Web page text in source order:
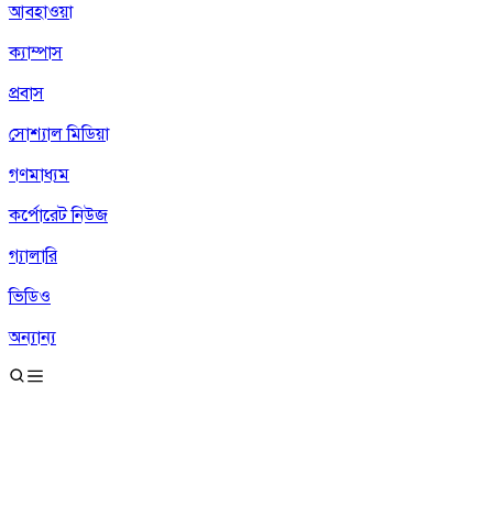
আবহাওয়া
ক্যাম্পাস
প্রবাস
সোশ্যাল মিডিয়া
গণমাধ্যম
কর্পোরেট নিউজ
গ্যালারি
ভিডিও
অন্যান্য